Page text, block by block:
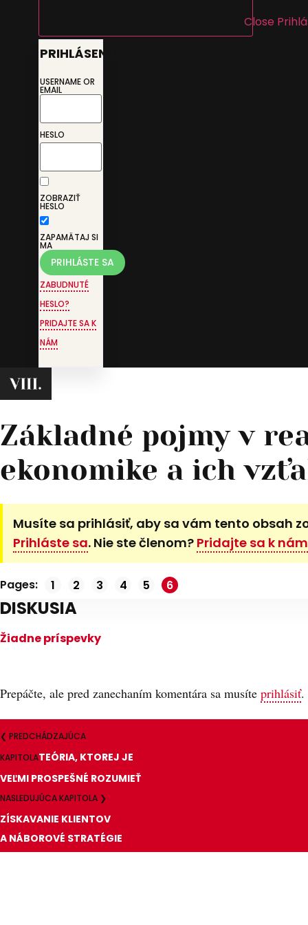
Close
PRIHLÁSENIE
USERNAME OR
EMAIL
HESLO
ZOBRAZIŤ
HESLO
ZAPAMÄTAJ SI
MA
ZABUDNUTÉ
HESLO?
PRIDAJTE SA K
NÁM
Základné pojmy v
ekonomike a ich
Musíte sa prihlásiť, aby sa vám tento obsah
Prihláste sa. Nie ste členom? Pridajte sa k nám
Pages: Stránka
1
, Stránka
2
, Stránka
3
, Stránka
4
, Stránka
5
, Stránka
6
DISKUSIA
Žiadne príspevky
Prepáčte, ale pred zanechaním komentára sa musíte prihlásiť.
❮ PREDCHÁDZAJÚCA
KAPITOLATEÓRIA, KTOREJ JE
VEĽMI PROSPEŠNÉ ROZUMIEŤ
NASLEDUJÚCA KAPITOLA ❯
ZÍSKAVANIE KLIENTOV
A NÁBOROVÉ STRATÉGIE